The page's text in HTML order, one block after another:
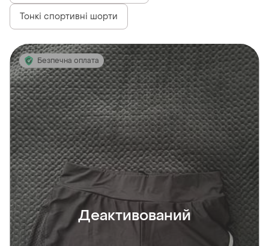
Тонкі спортивні шорти
Безпечна оплата
Деактивований